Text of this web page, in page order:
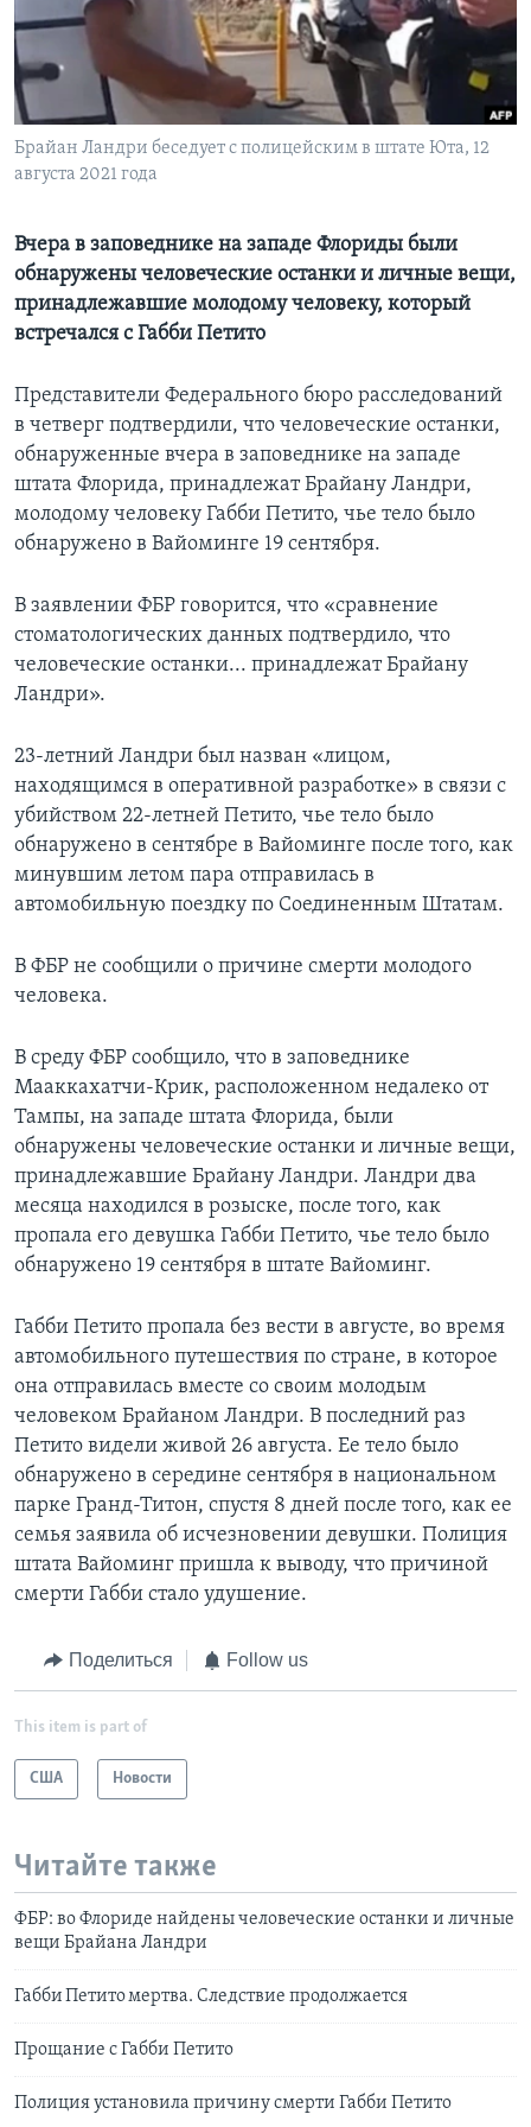
Learning English
СОЦИАЛЬНЫЕ СЕТИ
Брайан Ландри беседует с полицейским в штате Юта, 12
августа 2021 года
Вчера в заповеднике на западе Флориды были
обнаружены человеческие останки и личные вещи,
принадлежавшие молодому человеку, который
встречался с Габби Петито
Представители Федерального бюро расследований
в четверг подтвердили, что человеческие останки,
обнаруженные вчера в заповеднике на западе
штата Флорида, принадлежат Брайану Ландри,
молодому человеку Габби Петито, чье тело было
обнаружено в Вайоминге 19 сентября.
В заявлении ФБР говорится, что «сравнение
стоматологических данных подтвердило, что
человеческие останки... принадлежат Брайану
Ландри».
23-летний Ландри был назван «лицом,
находящимся в оперативной разработке» в связи с
убийством 22-летней Петито, чье тело было
обнаружено в сентябре в Вайоминге после того, как
минувшим летом пара отправилась в
автомобильную поездку по Соединенным Штатам.
В ФБР не сообщили о причине смерти молодого
человека.
В среду ФБР сообщило, что в заповеднике
Мааккахатчи-Крик, расположенном недалеко от
Тампы, на западе штата Флорида, были
обнаружены человеческие останки и личные вещи,
принадлежавшие Брайану Ландри. Ландри два
месяца находился в розыске, после того, как
пропала его девушка Габби Петито, чье тело было
обнаружено 19 сентября в штате Вайоминг.
Габби Петито пропала без вести в августе, во время
автомобильного путешествия по стране, в которое
она отправилась вместе со своим молодым
человеком Брайаном Ландри. В последний раз
Петито видели живой 26 августа. Ее тело было
обнаружено в середине сентября в национальном
парке Гранд-Титон, спустя 8 дней после того, как ее
семья заявила об исчезновении девушки. Полиция
штата Вайоминг пришла к выводу, что причиной
смерти Габби стало удушение.
Поделиться Follow us
This item is part of
США Новости
Читайте также
ФБР: во Флориде найдены человеческие останки и личные
вещи Брайана Ландри
Габби Петито мертва. Следствие продолжается
Прощание с Габби Петито
Полиция установила причину смерти Габби Петито